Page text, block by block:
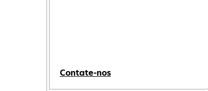
Contate-nos